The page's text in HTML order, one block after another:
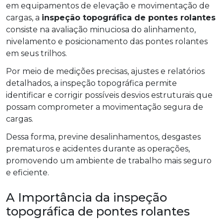
em equipamentos de elevação e movimentação de
cargas, a inspeção topográfica de pontes rolantes
consiste na avaliação minuciosa do alinhamento,
nivelamento e posicionamento das pontes rolantes
em seus trilhos.
Por meio de medições precisas, ajustes e relatórios
detalhados, a inspeção topográfica permite
identificar e corrigir possíveis desvios estruturais que
possam comprometer a movimentação segura de
cargas.
Dessa forma, previne desalinhamentos, desgastes
prematuros e acidentes durante as operações,
promovendo um ambiente de trabalho mais seguro
e eficiente.
A Importância da inspeção
topográfica de pontes rolantes